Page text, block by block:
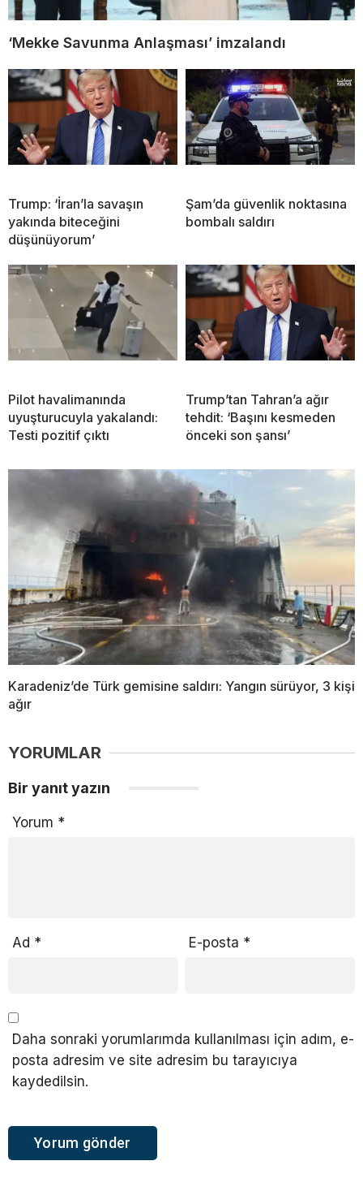
‘Mekke Savunma Anlaşması’ imzalandı
Trump: ‘İran’la savaşın
yakında biteceğini
düşünüyorum’
Şam’da güvenlik noktasına
bombalı saldırı
Pilot havalimanında
uyuşturucuyla yakalandı:
Testi pozitif çıktı
Trump’tan Tahran’a ağır
tehdit: ‘Başını kesmeden
önceki son şansı’
Karadeniz’de Türk gemisine saldırı: Yangın sürüyor, 3 kişi
ağır
YORUMLAR
Bir yanıt yazın
Yorum *
Ad * E-posta *
Daha sonraki yorumlarımda kullanılması için adım, e-
posta adresim ve site adresim bu tarayıcıya
kaydedilsin.